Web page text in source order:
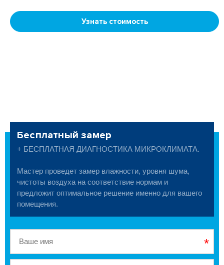
Узнать стоимость
Бесплатный замер
+ БЕСПЛАТНАЯ ДИАГНОСТИКА МИКРОКЛИМАТА.
Мастер проведет замер влажности, уровня шума,
чистоты воздуха на соответствие нормам и
предложит оптимальное решение именно для вашего
помещения.
*